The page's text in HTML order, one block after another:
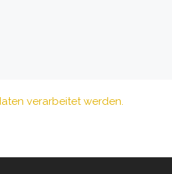
verarbeitet werden.